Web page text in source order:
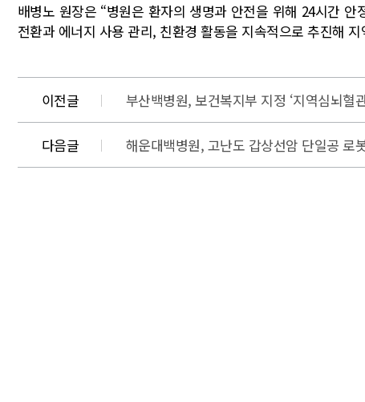
배병노 원장은 “병원은 환자의 생명과 안전을 위해 24시간
전환과 에너지 사용 관리, 친환경 활동을 지속적으로 추진해
이전글 부산백병원, 보건복지부 지정 ‘지역심뇌혈
다음글 해운대백병원, 고난도 갑상선암 단일공 로